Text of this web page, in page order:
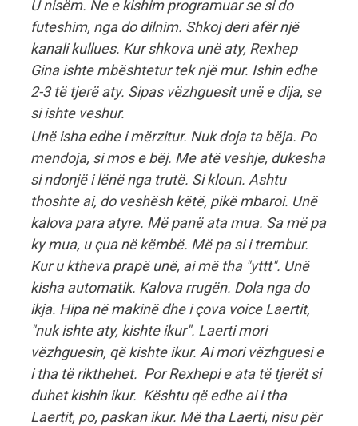
U nisëm. Ne e kishim programuar se si do
futeshim, nga do dilnim. Shkoj deri afër një
kanali kullues. Kur shkova unë aty, Rexhep
Gina ishte mbështetur tek një mur. Ishin edhe
2-3 të tjerë aty. Sipas vëzhguesit unë e dija, se
si ishte veshur.
Unë isha edhe i mërzitur. Nuk doja ta bëja. Po
mendoja, si mos e bëj. Me atë veshje, dukesha
si ndonjë i lënë nga trutë. Si kloun. Ashtu
thoshte ai, do veshësh këtë, pikë mbaroi. Unë
kalova para atyre. Më panë ata mua. Sa më pa
ky mua, u çua në këmbë. Më pa si i trembur.
Kur u ktheva prapë unë, ai më tha "yttt". Unë
kisha automatik. Kalova rrugën. Dola nga do
ikja. Hipa në makinë dhe i çova voice Laertit,
"nuk ishte aty, kishte ikur". Laerti mori
vëzhguesin, që kishte ikur. Ai mori vëzhguesi e
i tha të rikthehet. Por Rexhepi e ata të tjerët si
duhet kishin ikur. Kështu që edhe ai i tha
Laertit, po, paskan ikur. Më tha Laerti, nisu për